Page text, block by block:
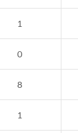
1
0
8
1